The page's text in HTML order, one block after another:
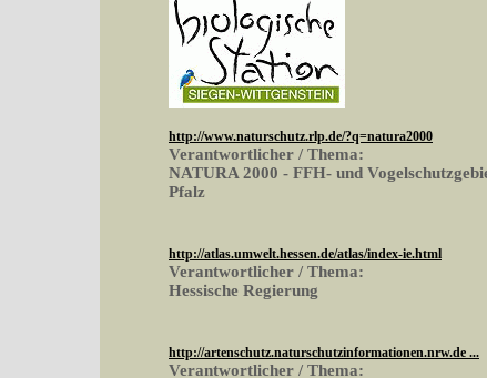
http://www.naturschutz.rlp.de/?q=natura2000
Verantwortlicher / Thema:
NATURA 2000 - FFH- und
Pfalz
http://atlas.umwelt.hessen.de/atlas/index-ie.html
Verantwortlicher / Thema:
Hessische Regierung
http://artenschutz.naturschutzinformationen.nrw.de ...
Verantwortlicher / Thema: